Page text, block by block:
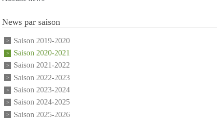
News par saison
Saison 2019-2020
Saison 2020-2021
Saison 2021-2022
Saison 2022-2023
Saison 2023-2024
Saison 2024-2025
Saison 2025-2026